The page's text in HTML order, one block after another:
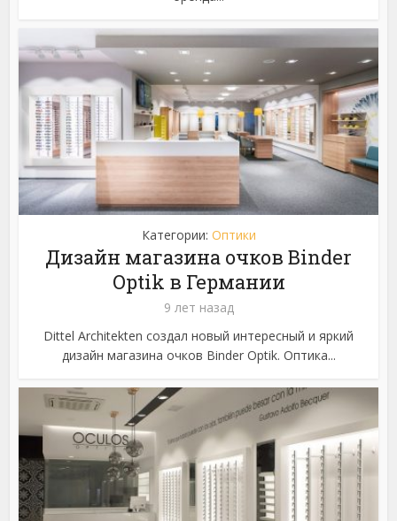
Категории: Оптики
Дизайн магазина очков Binder
Optik в Германии
9 лет назад
Dittel Architekten создал новый интересный и яркий
дизайн магазина очков Binder Optik. Оптика...